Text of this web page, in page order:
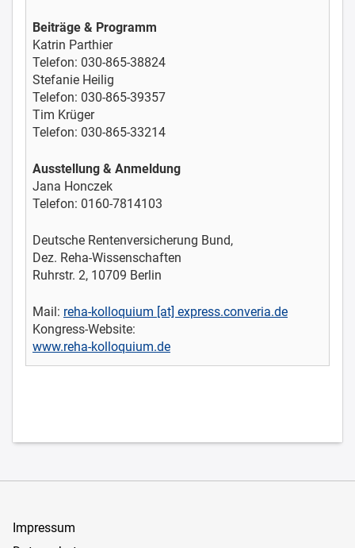
Beiträge & Programm
Katrin Parthier
Telefon: 030-865-38824
Stefanie Heilig
Telefon: 030-865-39357
Tim Krüger
Telefon: 030-865-33214
Ausstellung & Anmeldung
Jana Honczek
Telefon: 0160-7814103
Deutsche Rentenversicherung Bund,
Dez. Reha-Wissenschaften
Ruhrstr. 2, 10709 Berlin
Mail: reha-kolloquium [at] express.converia.de
Kongress-Website:
www.reha-kolloquium.de
Impressum